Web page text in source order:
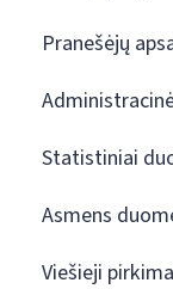
Pranešėjų
Statistiniai
Asmens
Viešieji